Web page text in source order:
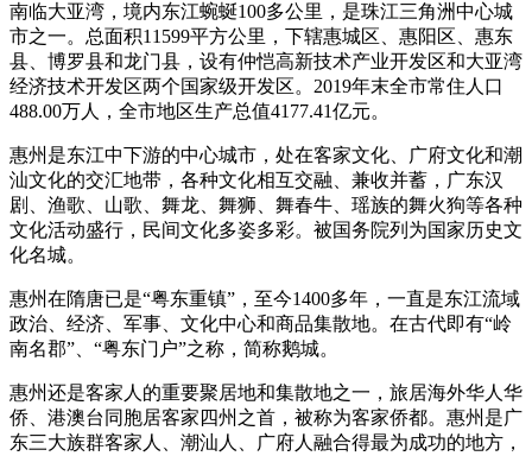
南临大亚湾，境内东江蜿蜒100多公里，是珠江三角洲中心城
市之一。总面积11599平方公里，下辖惠城区、惠阳区、惠东
县、博罗县和龙门县，设有仲恺高新技术产业开发区和大亚湾
经济技术开发区两个国家级开发区。2019年末全市常住人口
488.00万人，全市地区生产总值4177.41亿元。
惠州是东江中下游的中心城市，处在客家文化、广府文化和潮
汕文化的交汇地带，各种文化相互交融、兼收并蓄，广东汉
剧、渔歌、山歌、舞龙、舞狮、舞春牛、瑶族的舞火狗等各种
文化活动盛行，民间文化多姿多彩。被国务院列为国家历史文
化名城。
惠州在隋唐已是“粤东重镇”，至今1400多年，一直是东江流域
政治、经济、军事、文化中心和商品集散地。在古代即有“岭
南名郡”、“粤东门户”之称，简称鹅城。
惠州还是客家人的重要聚居地和集散地之一，旅居海外华人华
侨、港澳台同胞居客家四州之首，被称为客家侨都。惠州是广
东三大族群客家人、潮汕人、广府人融合得最为成功的地方，